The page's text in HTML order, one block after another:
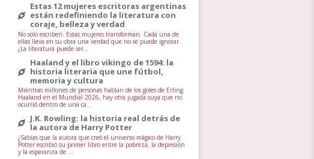
Estas 12 mujeres escritoras argentinas
están redefiniendo la literatura con
coraje, belleza y verdad
No solo escriben. Estas mujeres transforman. Cada una de
ellas lleva en su obra una verdad que no se puede ignorar.
¿La literatura puede ser...
Haaland y el libro vikingo de 1594: la
historia literaria que une fútbol,
memoria y cultura
Mientras millones de personas hablan de los goles de Erling
Haaland en el Mundial 2026, hay otra jugada suya que no
ocurrió dentro de una ca...
J.K. Rowling: la historia real detrás de
la autora de Harry Potter
¿Sabías que la autora que creó el universo mágico de Harry
Potter escribió su primer libro entre la pobreza, la depresión
y la esperanza de ...